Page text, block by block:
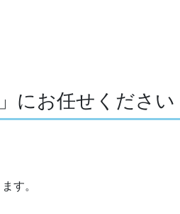
にお任せください
す。